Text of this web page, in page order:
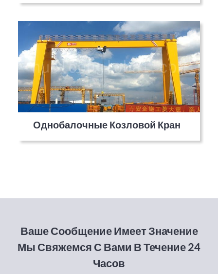
Однобалочные Козловой Кран
Ваше Сообщение Имеет Значение
Мы Свяжемся С Вами В Течение 24
Часов